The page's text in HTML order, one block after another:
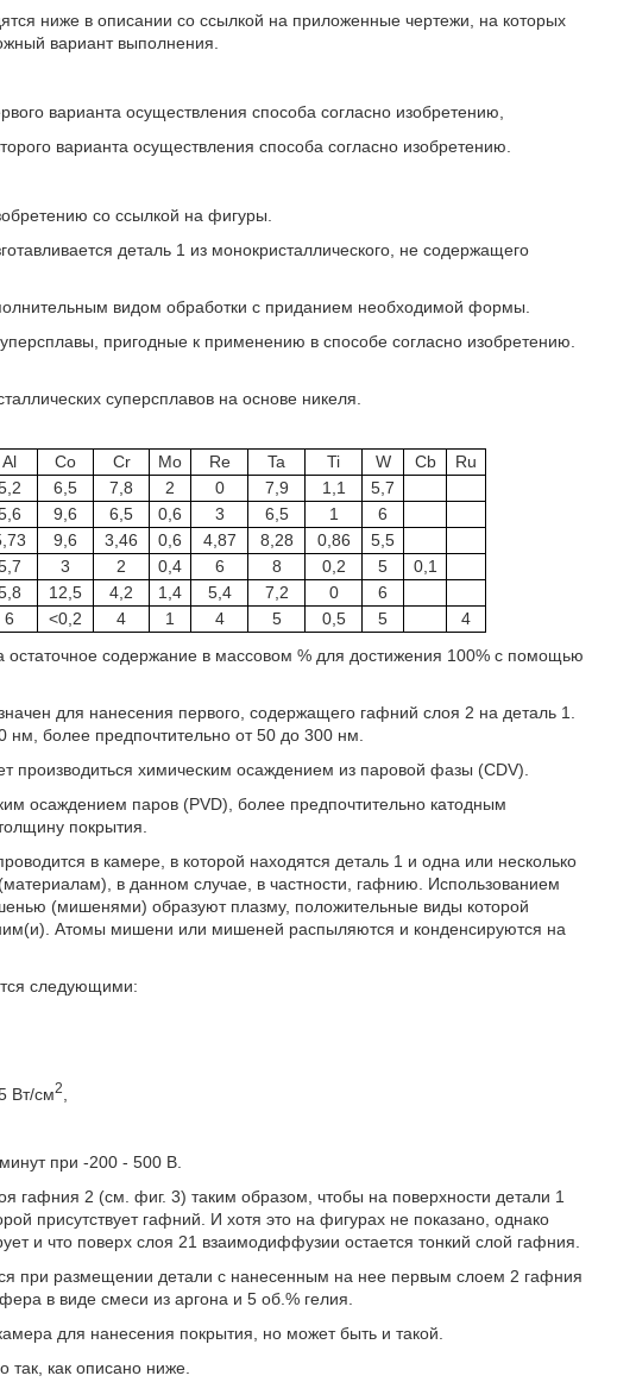
ниже в описании со ссылкой на приложенные чертежи, на которых
вариант выполнения.
варианта осуществления способа согласно изобретению,
варианта осуществления способа согласно изобретению.
со ссылкой на фигуры.
деталь 1 из монокристаллического, не содержащего
видом обработки с приданием необходимой формы.
пригодные к применению в способе согласно изобретению.
суперсплавов на основе никеля.
Al Co Cr Mo Re Ta Ti W Cb
Ru
6,5 7,8 2 0 7,9 1,1
5,7
9,6 6,5 0,6 3 6,5 1
6
9,6 3,46 0,6 4,87 8,28 0,86
5,5
3 2 0,4 6 8 0,2 5
0,1
12,5 4,2 1,4 5,4 7,2 0
6
6 <0,2 4 1 4 5 0,5 5
4
остаточное содержание в массовом % для достижения 100% с помощью
для нанесения первого, содержащего гафний слоя 2 на деталь 1.
нм, более предпочтительно от 50 до 300 нм.
химическим осаждением из паровой фазы (CDV).
осаждением паров (PVD), более предпочтительно катодным
покрытия.
в камере, в которой находятся деталь 1 и одна или несколько
в данном случае, в частности, гафнию. Использованием
(мишенями) образуют плазму, положительные виды которой
Атомы мишени или мишеней распыляются и конденсируются на
следующими:
Вт/см2
при -200 - 500 В.
гафния 2 (см. фиг. 3) таким образом, чтобы на поверхности детали 1
присутствует гафний. И хотя это на фигурах не показано, однако
и что поверх слоя 21 взаимодиффузии остается тонкий слой гафния.
при размещении детали с нанесенным на нее первым слоем 2 гафния
в виде смеси из аргона и 5 об.% гелия.
для нанесения покрытия, но может быть и такой.
так, как описано ниже.